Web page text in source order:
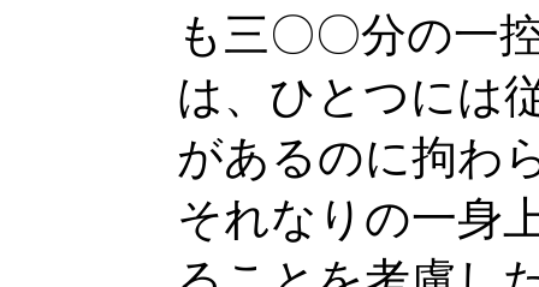
も三〇〇分の一
は、ひとつには
があるのに拘わ
それなりの一身